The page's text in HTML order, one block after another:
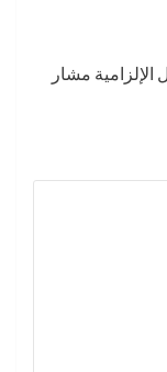
الإلزامية مشار